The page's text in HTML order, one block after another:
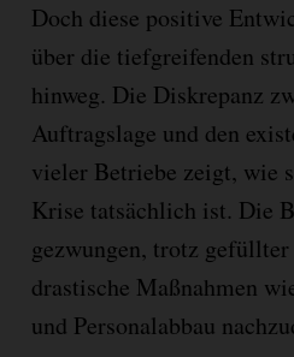
Doch diese positive
über die tiefgreifenden
hinweg. Die Diskrepanz
Auftragslage und den
vieler Betriebe zeigt, wie
Krise tatsächlich ist. Die
gezwungen, trotz
drastische Maßnahmen
und Personalabbau